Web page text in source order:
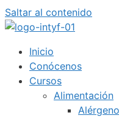
Saltar al contenido
Inicio
Conócenos
Cursos
Alimentación